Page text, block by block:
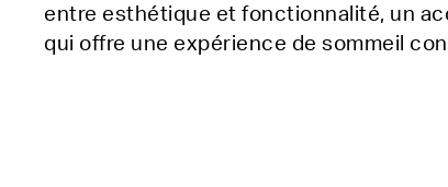
entre esthétique et fonctionnalité, un
qui offre une expérience de sommeil